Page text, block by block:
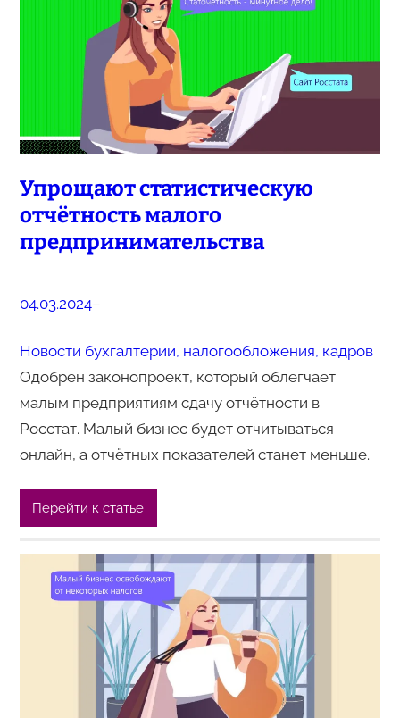
Упрощают статистическую
отчётность малого
предпринимательства
04.03.2024–
Новости бухгалтерии, налогообложения, кадров
Одобрен законопроект, который облегчает
малым предприятиям сдачу отчётности в
Росстат. Малый бизнес будет отчитываться
онлайн, а отчётных показателей станет меньше.
Перейти к статье